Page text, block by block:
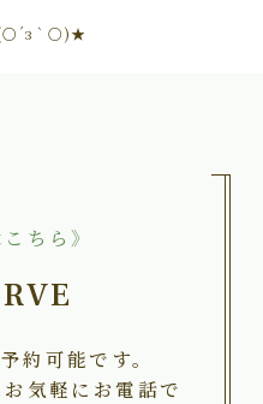
｀○)★
ちら》
約可能です。
気軽にお電話で